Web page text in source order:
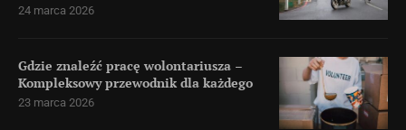
24 marca 2026
Gdzie znaleźć pracę wolontariusza –
Kompleksowy przewodnik dla każdego
23 marca 2026